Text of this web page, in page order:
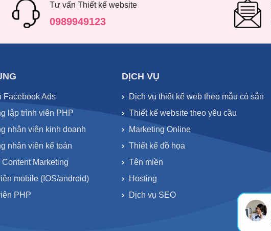
Tư vấn Thiết kế website
0989949123
Facebook Ads
lập trình viên PHP
nhân viên kinh doanh
nhân viên kế toán
Content Marketing
mobile (IOS/android)
PHP
DỊCH VỤ
Dịch vụ thiết kế web theo mẫu có sẵn
Thiết kế website theo yêu cầu
Marketing Online
Thiết kế đồ họa
Tên miền
Hosting
Dịch vụ SEO